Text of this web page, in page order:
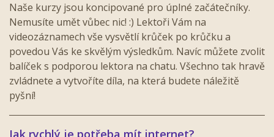
Naše kurzy jsou koncipované pro úplné začátečníky.
Nemusíte umět vůbec nic! :) Lektoři Vám na
videozáznamech vše vysvětlí krůček po krůčku a
povedou Vás ke skvělým výsledkům. Navíc můžete zvolit
balíček s podporou lektora na chatu. Všechno tak hravě
zvládnete a vytvoříte díla, na která budete náležitě
pyšní!
Jak rychlý je potřeba mít internet?